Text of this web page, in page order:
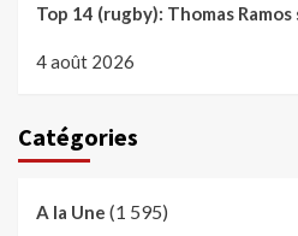
Top 14 (rugby): Thomas
4 août 2026
Catégories
A la Une (1 595)